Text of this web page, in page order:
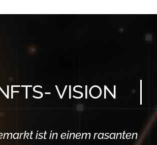
VISION
ist in einem rasanten